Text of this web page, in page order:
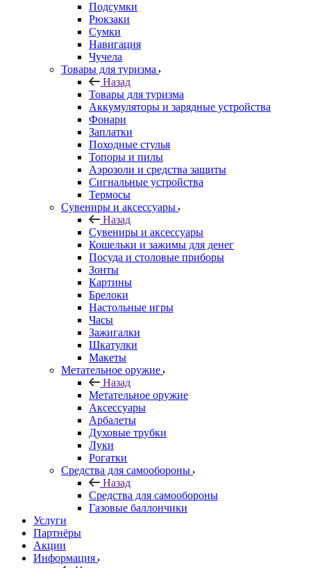
Подсумки
Рюкзаки
Сумки
Навигация
Чучела
Товары для туризма
Назад
Товары для туризма
Аккумуляторы и зарядные устройства
Фонари
Заплатки
Походные стулья
Топоры и пилы
Аэрозоли и средства защиты
Сигнальные устройства
Термосы
Сувениры и аксессуары
Назад
Сувениры и аксессуары
Кошельки и зажимы для денег
Посуда и столовые приборы
Зонты
Картины
Брелоки
Настольные игры
Часы
Зажигалки
Шкатулки
Макеты
Метательное оружие
Назад
Метательное оружие
Аксессуары
Арбалеты
Духовые трубки
Луки
Рогатки
Средства для самообороны
Назад
Средства для самообороны
Газовые баллончики
Услуги
Партнёры
Акции
Информация